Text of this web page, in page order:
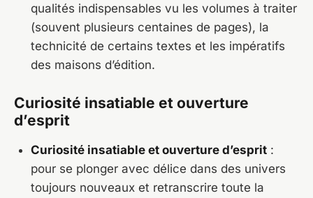
qualités indispensables vu les volumes à traiter
(souvent plusieurs centaines de pages), la
technicité de certains textes et les impératifs
des maisons d’édition.
Curiosité insatiable et ouverture
d’esprit
Curiosité insatiable et ouverture d’esprit :
pour se plonger avec délice dans des univers
toujours nouveaux et retranscrire toute la